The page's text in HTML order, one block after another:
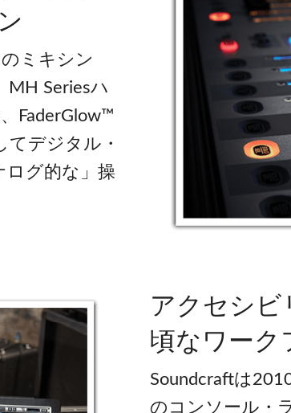
ミキシン
MH Seriesハ
FaderGlow™
デジタル・
ログ的な」操
アクセシビ
頃なワーク
Soundcraftは
のコンソール・